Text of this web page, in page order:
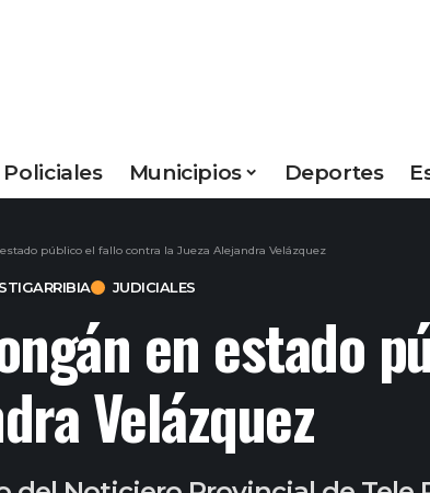
Policiales Municipios Deportes
público el fallo contra la Jueza Alejandra Velázquez
JUDICIALES
en estado
Velázquez